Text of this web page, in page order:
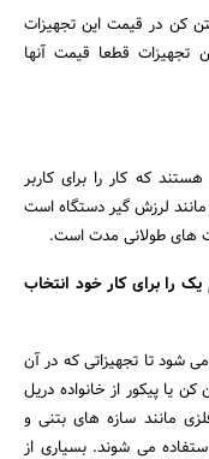
کن در قیمت این تجهیزات
تجهیزات قطعا قیمت آنها
که کار را برای کاربر
لرزش گیر دستگاه است
های طولانی مدت است.
را برای کار خود انتخاب
شود تا تجهیزاتی که در آن
یا پیکور از خانواده دریل
مانند سازه های بتنی و
می شوند. بسیاری از